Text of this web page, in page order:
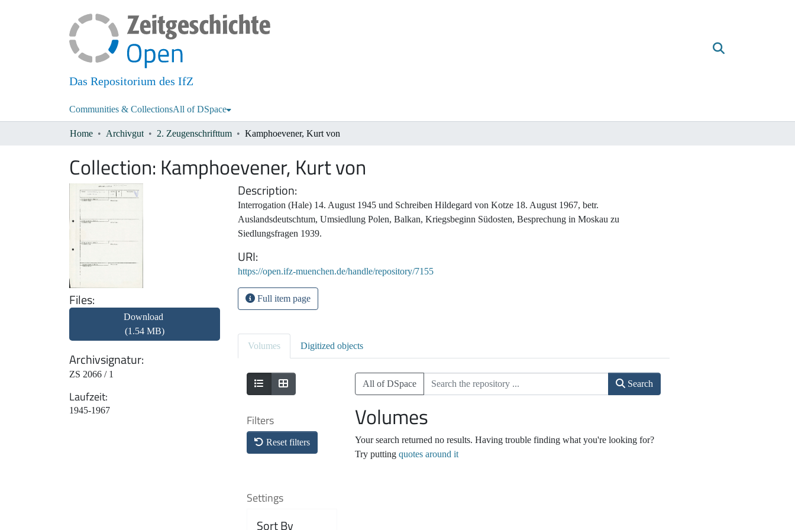
Das Repositorium des IfZ
Communities & CollectionsAll of DSpace
Home Archivgut 2. Zeugenschrifttum Kamphoevener, Kurt von
Collection: Kamphoevener, Kurt von
Files
Download
(1.54 MB)
Archivsignatur
ZS 2066 / 1
Laufzeit
1945-1967
Description
Interrogation (Hale) 14. August 1945 und Schreiben Hildegard von Kotze 18. August 1967, betr.
Auslandsdeutschtum, Umsiedlung Polen, Balkan, Kriegsbeginn Südosten, Besprechung in Moskau zu
Siedlungsfragen 1939.
URI
https://open.ifz-muenchen.de/handle/repository/7155
Full item page
Volumes Digitized objects
Filters
Reset filters
Settings
Sort By
All of DSpace Search
Volumes
Your search returned no results. Having trouble finding what you're looking for?
Try putting quotes around it